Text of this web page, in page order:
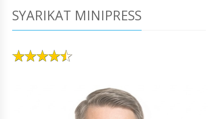
SYARIKAT MINIPRESS